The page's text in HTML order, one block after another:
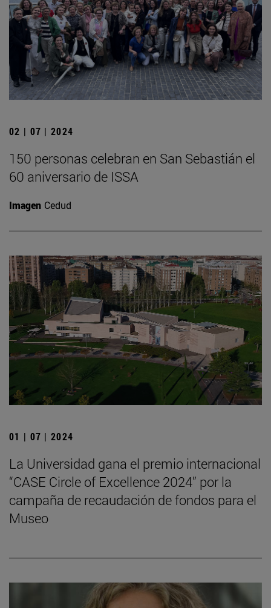
02 | 07 | 2024
150 personas celebran en San Sebastián el
60 aniversario de ISSA
Imagen Cedud
01 | 07 | 2024
La Universidad gana el premio internacional
“CASE Circle of Excellence 2024” por la
campaña de recaudación de fondos para el
Museo